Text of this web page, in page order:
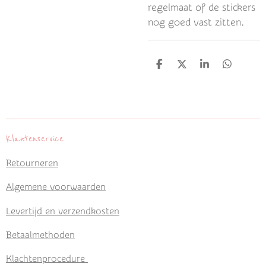
regelmaat of de stickers
nog goed vast zitten.
D
D
S
D
Klantenservice
Retourneren
Algemene voorwaarden
Levertijd en verzendkosten
Betaalmethoden
Klachtenprocedure